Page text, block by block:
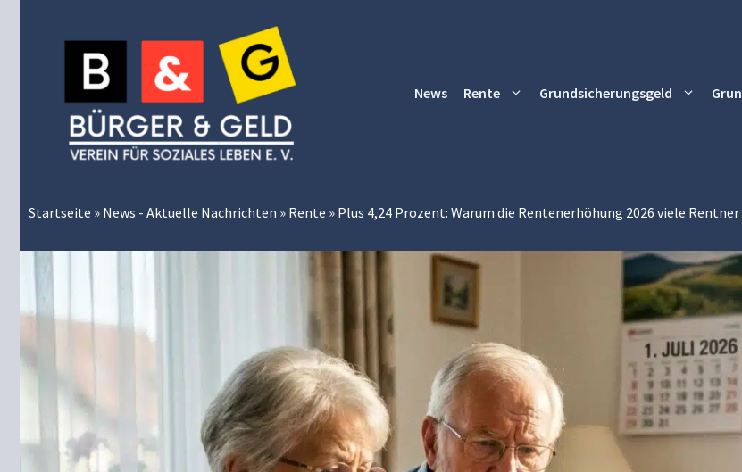
News Rente Grundsicherungsgeld
Startseite » News - Aktuelle Nachrichten » Rente » Plus 4,24 Prozent: Warum die Rentenerhöhung 2026 viele